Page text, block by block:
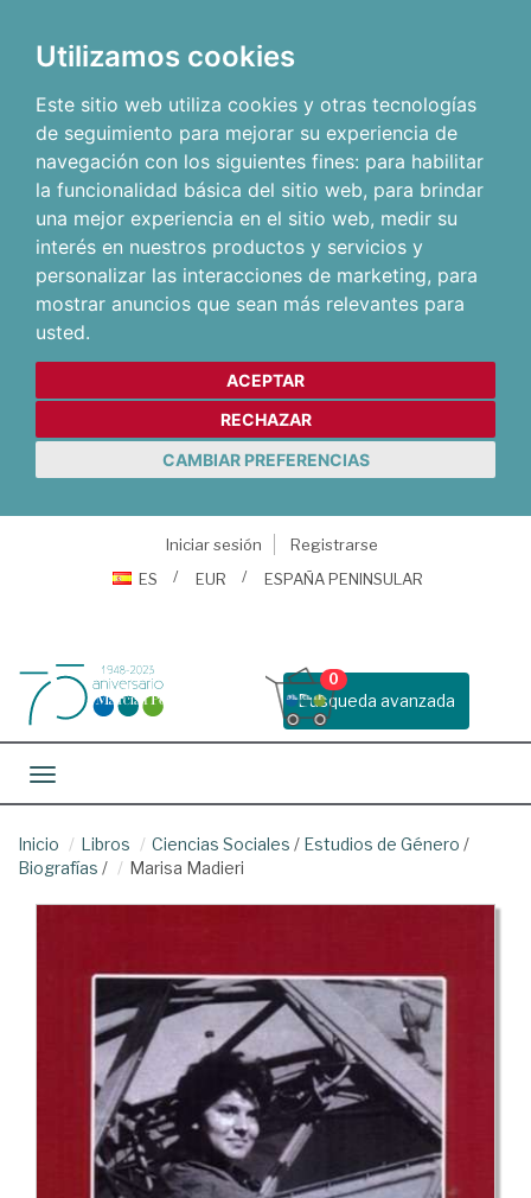
Utilizamos cookies
Este sitio web utiliza cookies y otras tecnologías
de seguimiento para mejorar su experiencia de
navegación con los siguientes fines: para habilitar
la funcionalidad básica del sitio web, para brindar
una mejor experiencia en el sitio web, medir su
interés en nuestros productos y servicios y
personalizar las interacciones de marketing, para
mostrar anuncios que sean más relevantes para
usted.
ACEPTAR
RECHAZAR
CAMBIAR PREFERENCIAS
Iniciar sesión
Registrarse
ES
EUR ESPAÑA PENINSULAR
Busqueda avanzada
0
Toggle navigation
Inicio Libros Ciencias Sociales / Estudios de Género /
Biografías / Marisa Madieri